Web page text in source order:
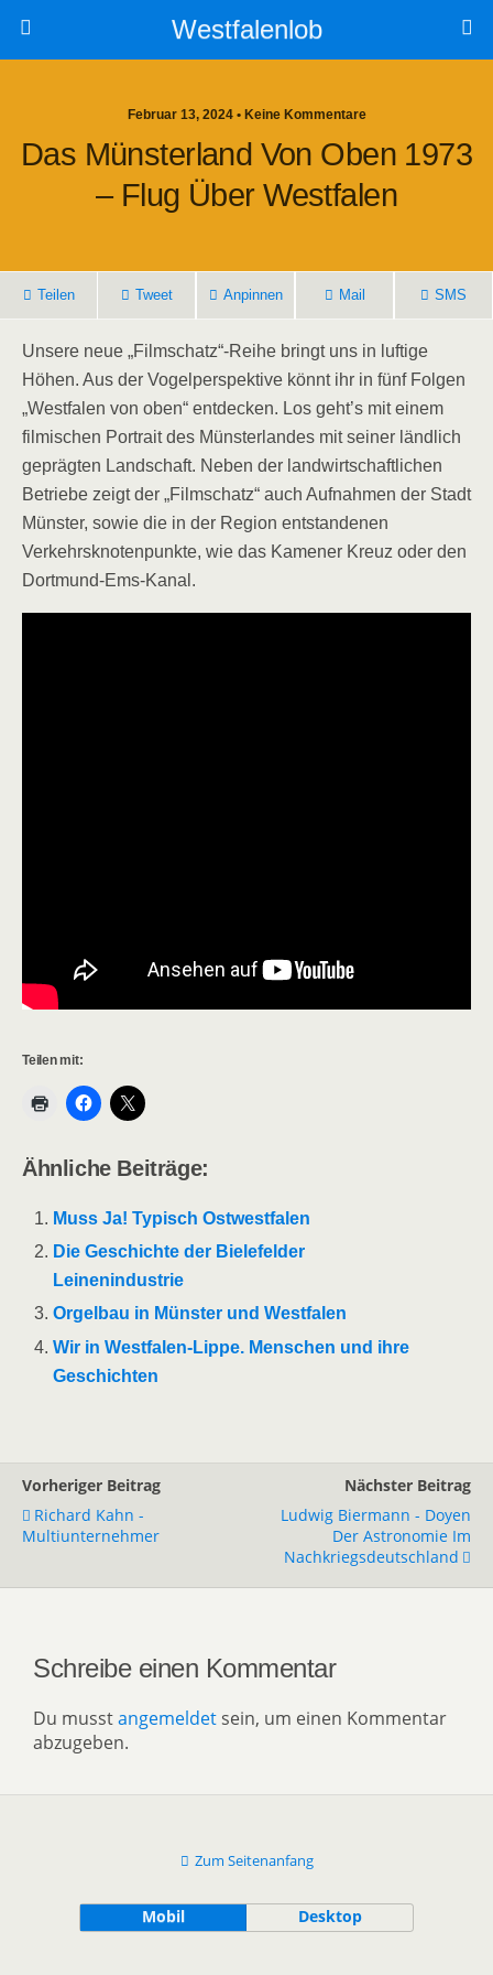
Westfalenlob
Februar 13, 2024 • Keine Kommentare
Das Münsterland Von Oben 1973
– Flug Über Westfalen
Teilen Tweet Anpinnen Mail SMS
Unsere neue „Filmschatz“-Reihe bringt uns in luftige
Höhen. Aus der Vogelperspektive könnt ihr in fünf Folgen
„Westfalen von oben“ entdecken. Los geht’s mit einem
filmischen Portrait des Münsterlandes mit seiner ländlich
geprägten Landschaft. Neben der landwirtschaftlichen
Betriebe zeigt der „Filmschatz“ auch Aufnahmen der Stadt
Münster, sowie die in der Region entstandenen
Verkehrsknotenpunkte, wie das Kamener Kreuz oder den
Dortmund-Ems-Kanal.
Teilen mit:
Ähnliche Beiträge:
Muss Ja! Typisch Ostwestfalen
Die Geschichte der Bielefelder
Leinenindustrie
Orgelbau in Münster und Westfalen
Wir in Westfalen-Lippe. Menschen und ihre
Geschichten
Vorheriger Beitrag
Richard Kahn -
Multiunternehmer
Nächster Beitrag
Ludwig Biermann - Doyen
Der Astronomie Im
Nachkriegsdeutschland
Schreibe einen Kommentar
Du musstangemeldet sein, um einen Kommentar
abzugeben.
Zum Seitenanfang
Mobil Desktop